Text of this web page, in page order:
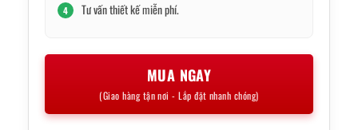
4 Tư vấn thiết kế miễn phí.
MUA NGAY
(Giao hàng tận nơi - Lắp đặt nhanh chóng)